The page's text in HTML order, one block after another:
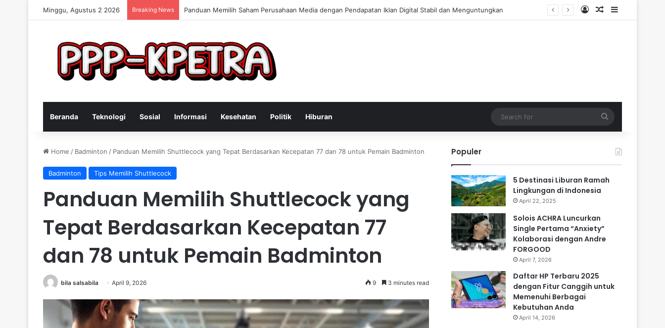
Minggu, Agustus 2 2026 Breaking News Keterampilan Konsultan Bisnis Online untuk Meningkatkan Pendapatan Berdasarkan Pengalaman Praktis Log InRandom Article
Sidebar
Beranda Teknologi Sosial Informasi Kesehatan Politik Hiburan
for
Home / Badminton / Panduan Memilih Shuttlecock yang Tepat Berdasarkan Kecepatan 77 dan 78 untuk Pemain Badminton
Badminton Tips Memilih Shuttlecock
Panduan Memilih Shuttlecock yang
Tepat Berdasarkan Kecepatan 77
dan 78 untuk Pemain Badminton
bila salsabila April 9, 2026 9 3 minutes read
Populer
5 Destinasi Liburan Ramah
Lingkungan di Indonesia
April 22, 2025
Solois ACHRA Luncurkan
Single Pertama “Anxiety”
Kolaborasi dengan Andre
FORGOOD
April 7, 2026
Daftar HP Terbaru 2025
dengan Fitur Canggih untuk
Memenuhi Berbagai
Kebutuhan Anda
April 14, 2026